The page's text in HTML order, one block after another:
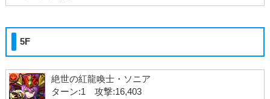
5F
絶世の紅龍喚士・ソニア
ターン:1 攻撃:16,403